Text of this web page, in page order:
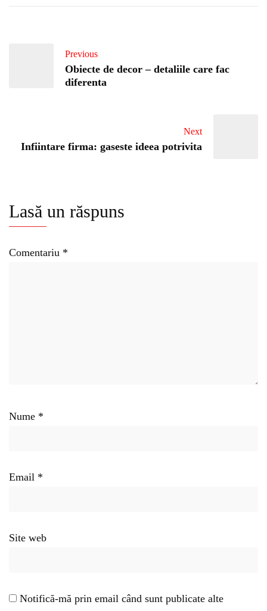
Previous
Obiecte de decor – detaliile care fac
diferenta
Next
Infiintare firma: gaseste ideea potrivita
Lasă un răspuns
Comentariu *
Nume *
Email *
Site web
Notifică-mă prin email când sunt publicate alte